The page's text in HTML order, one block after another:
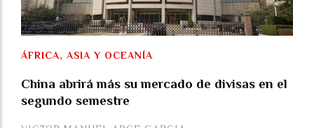
China abrirá más su mercado de divisas en el
segundo semestre
ÁFRICA, ASIA Y OCEANÍA